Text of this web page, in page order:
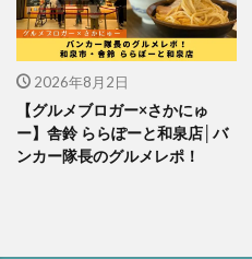
2026年8月2日
【グルメブロガー×さかにゅ
ー】舎鈴 ららぽーと和泉店│バ
ンカー隊長のグルメレポ！